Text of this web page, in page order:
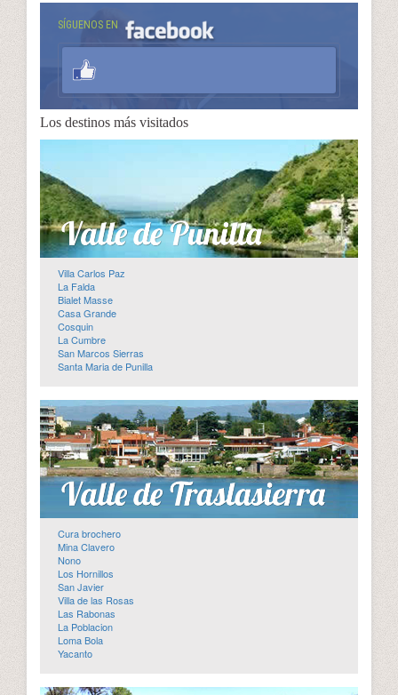
SÍGUENOS EN
Los destinos más visitados
Villa Carlos Paz
La Falda
Bialet Masse
Casa Grande
Cosquin
La Cumbre
San Marcos Sierras
Santa Maria de Punilla
Cura brochero
Mina Clavero
Nono
Los Hornillos
San Javier
Villa de las Rosas
Las Rabonas
La Poblacion
Loma Bola
Yacanto